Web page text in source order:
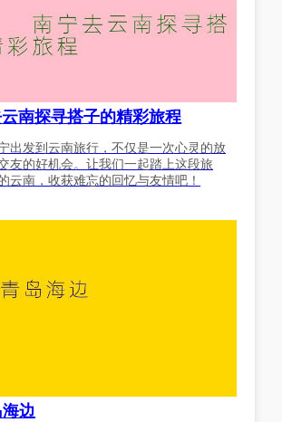
南探寻搭子的精彩旅程
出发到云南旅行，不仅是一次心灵的放
友的好机会。让我们一起踏上这段旅
云南，收获难忘的回忆与友情吧！
边